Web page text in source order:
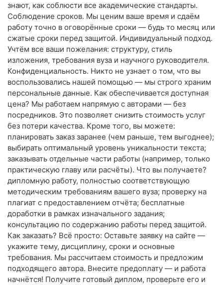
знают, как соблюсти все академические стандарты.
Соблюдение сроков. Мы ценим ваше время и сдаём
работу точно в оговорённые сроки — будь то месяц или
сжатые сроки перед защитой. Индивидуальный подход.
Учтём все ваши пожелания: структуру, стиль
изложения, требования вуза и научного руководителя.
Конфиденциальность. Никто не узнает о том, что вы
воспользовались нашей помощью — мы строго храним
персональные данные. Как обеспечивается доступная
цена? Мы работаем напрямую с авторами — без
посредников. Это позволяет снизить стоимость услуг
без потери качества. Кроме того, вы можете:
планировать заказ заранее (чем раньше, тем выгоднее);
выбирать оптимальный уровень уникальности текста;
заказывать отдельные части работы (например, только
практическую главу или расчёты). Что вы получаете?
дипломную работу, полностью соответствующую
методическим требованиям вашего вуза; проверку на
плагиат с предоставлением отчёта; бесплатные
доработки в рамках изначального задания;
консультацию по содержанию работы перед защитой.
Как заказать? Всё просто: Оставьте заявку на сайте —
укажите тему, дисциплину, сроки и основные
требования. Мы рассчитаем стоимость и предложим
подходящего автора. Внесите предоплату — и работа
начнётся! Получите готовый диплом, проверьте его и